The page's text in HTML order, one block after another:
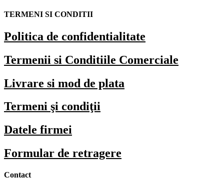
TERMENI SI CONDITII
Politica de confidentialitate
Termenii si Conditiile Comerciale
Livrare si mod de plata
Termeni şi condiţii
Datele firmei
Formular de retragere
Contact